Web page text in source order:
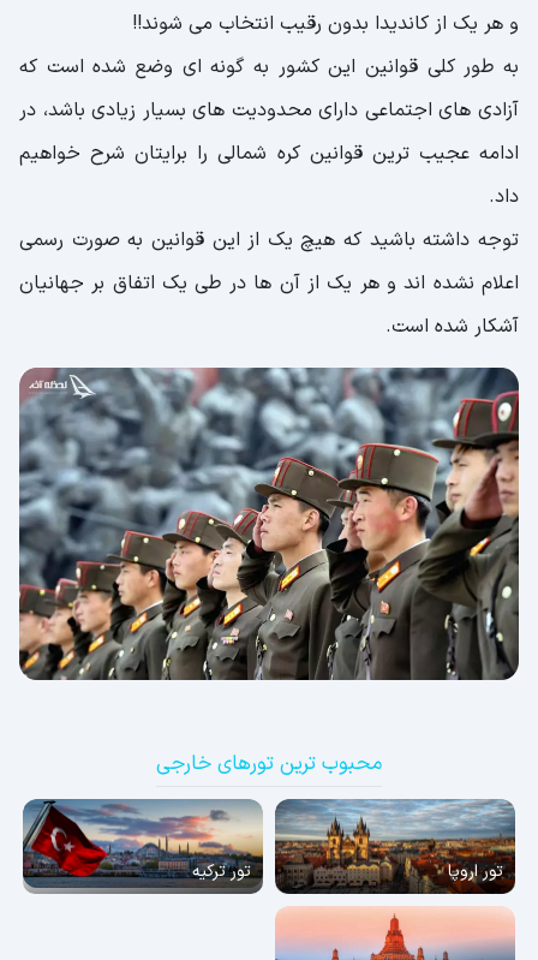
و هر یک از کاندیدا بدون رقیب انتخاب می شوند!!
به طور کلی قوانین این کشور به گونه ای وضع شده است که
آزادی های اجتماعی دارای محدودیت های بسیار زیادی باشد، در
ادامه عجیب ترین قوانین کره شمالی را برایتان شرح خواهیم
داد.
توجه داشته باشید که هیچ یک از این قوانین به صورت رسمی
اعلام نشده اند و هر یک از آن ها در طی یک اتفاق بر جهانیان
آشکار شده است.
محبوب ترین تورهای خارجی
تور اروپا تور ترکیه